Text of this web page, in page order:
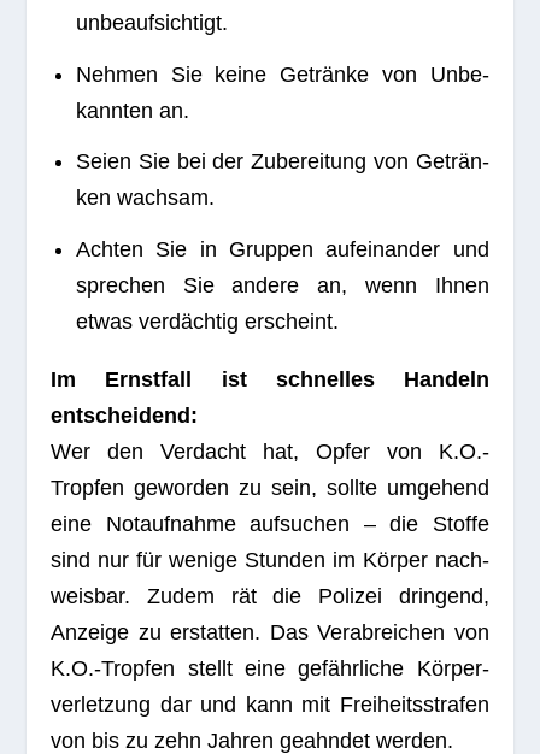
unbeaufsichtigt.
Neh­men Sie keine Getränke von Unbe­
kann­ten an.
Seien Sie bei der Zube­rei­tung von Geträn­
ken wachsam.
Ach­ten Sie in Grup­pen auf­ein­an­der und
spre­chen Sie andere an, wenn Ihnen
etwas ver­däch­tig erscheint.
Im Ernst­fall ist schnel­les Han­deln
entscheidend:
Wer den Ver­dacht hat, Opfer von K.O.-
Tropfen gewor­den zu sein, sollte umge­hend
eine Not­auf­nahme auf­su­chen – die Stoffe
sind nur für wenige Stun­den im Kör­per nach­
weis­bar. Zudem rät die Poli­zei drin­gend,
Anzeige zu erstat­ten. Das Ver­ab­rei­chen von
K.O.-Tropfen stellt eine gefähr­li­che Kör­per­
ver­let­zung dar und kann mit Frei­heits­stra­fen
von bis zu zehn Jah­ren geahn­det werden.